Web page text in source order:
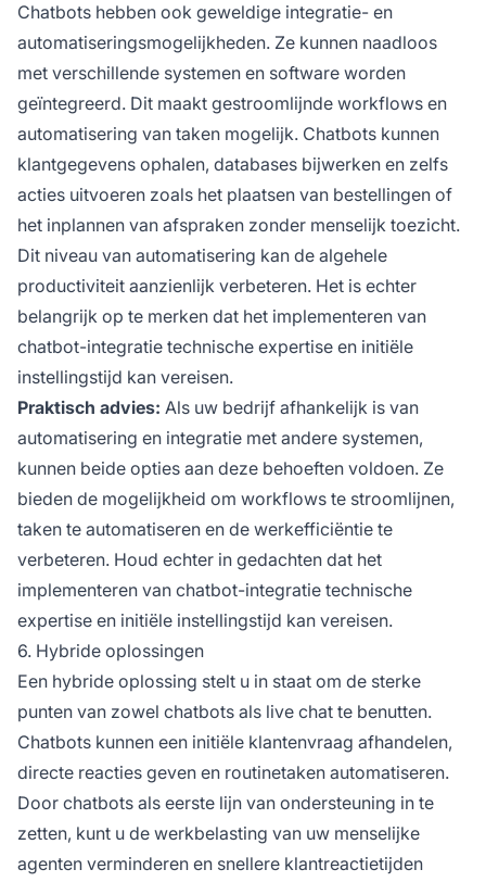
Chatbots hebben ook geweldige integratie- en
automatiseringsmogelijkheden. Ze kunnen naadloos
met verschillende systemen en software worden
geïntegreerd. Dit maakt gestroomlijnde workflows en
automatisering van taken mogelijk. Chatbots kunnen
klantgegevens ophalen, databases bijwerken en zelfs
acties uitvoeren zoals het plaatsen van bestellingen of
het inplannen van afspraken zonder menselijk toezicht.
Dit niveau van automatisering kan de algehele
productiviteit aanzienlijk verbeteren. Het is echter
belangrijk op te merken dat het implementeren van
chatbot-integratie technische expertise en initiële
instellingstijd kan vereisen.
Praktisch advies: Als uw bedrijf afhankelijk is van
automatisering en integratie met andere systemen,
kunnen beide opties aan deze behoeften voldoen. Ze
bieden de mogelijkheid om workflows te stroomlijnen,
taken te automatiseren en de werkefficiëntie te
verbeteren. Houd echter in gedachten dat het
implementeren van chatbot-integratie technische
expertise en initiële instellingstijd kan vereisen.
6. Hybride oplossingen
Een hybride oplossing stelt u in staat om de sterke
punten van zowel chatbots als live chat te benutten.
Chatbots kunnen een initiële klantenvraag afhandelen,
directe reacties geven en routinetaken automatiseren.
Door chatbots als eerste lijn van ondersteuning in te
zetten, kunt u de werkbelasting van uw menselijke
agenten verminderen en snellere klantreactietijden